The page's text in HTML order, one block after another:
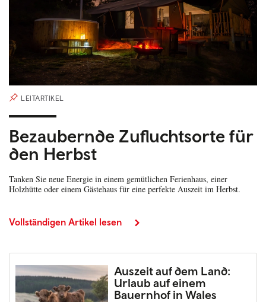
LEITARTIKEL
Bezaubernde Zufluchtsorte für
den Herbst
Tanken Sie neue Energie in einem gemütlichen Ferienhaus, einer
Holzhütte oder einem Gästehaus für eine perfekte Auszeit im Herbst.
Vollständigen Artikel lesen
Auszeit auf dem Land:
Urlaub auf einem
Bauernhof in Wales